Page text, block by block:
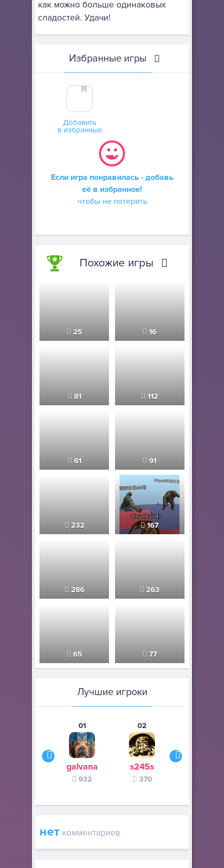
как можно больше одинаковых
сладостей. Удачи!
Избранные игры
Добавить
в избранные
Если игра понравилась - добавь
её в избранное!
чтобы не потерять
Похожие игры
25 16
81 112
61 91
232 167
286 263
65 77
Лучшие игроки
01
galvana
932
02
s245s
370
нет комментариев